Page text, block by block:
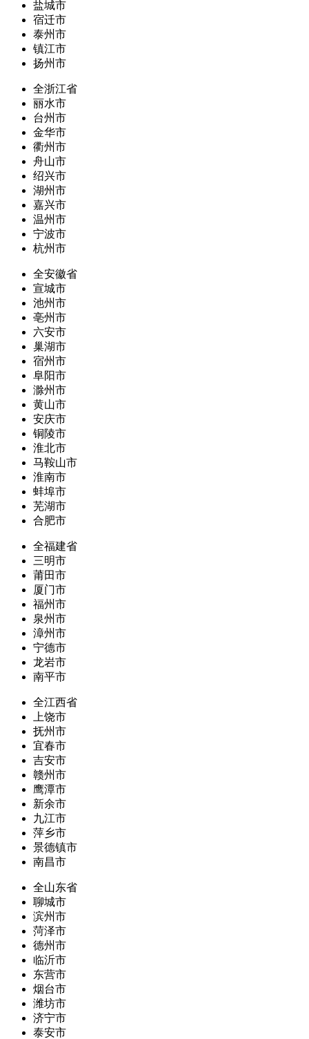
盐城市
宿迁市
泰州市
镇江市
扬州市
全浙江省
丽水市
台州市
金华市
衢州市
舟山市
绍兴市
湖州市
嘉兴市
温州市
宁波市
杭州市
全安徽省
宣城市
池州市
亳州市
六安市
巢湖市
宿州市
阜阳市
滁州市
黄山市
安庆市
铜陵市
淮北市
马鞍山市
淮南市
蚌埠市
芜湖市
合肥市
全福建省
三明市
莆田市
厦门市
福州市
泉州市
漳州市
宁德市
龙岩市
南平市
全江西省
上饶市
抚州市
宜春市
吉安市
赣州市
鹰潭市
新余市
九江市
萍乡市
景德镇市
南昌市
全山东省
聊城市
滨州市
菏泽市
德州市
临沂市
东营市
烟台市
潍坊市
济宁市
泰安市